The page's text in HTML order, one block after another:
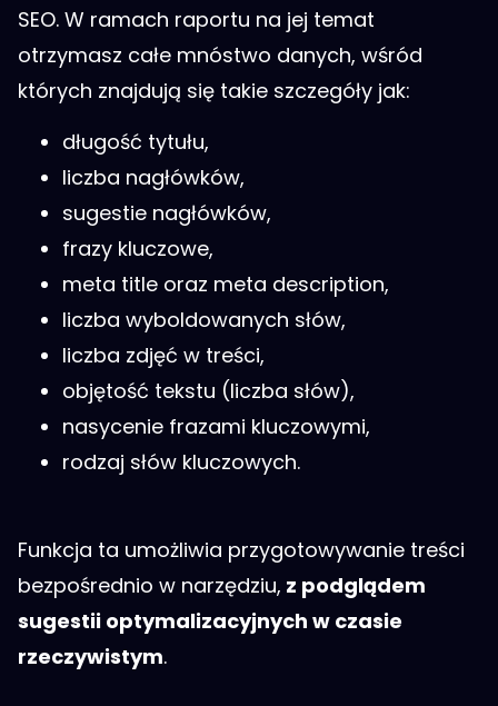
SEO. W ramach raportu na jej temat
otrzymasz całe mnóstwo danych, wśród
których znajdują się takie szczegóły jak:
długość tytułu,
liczba nagłówków,
sugestie nagłówków,
frazy kluczowe,
meta title oraz meta description,
liczba wyboldowanych słów,
liczba zdjęć w treści,
objętość tekstu (liczba słów),
nasycenie frazami kluczowymi,
rodzaj słów kluczowych.
Funkcja ta umożliwia przygotowywanie treści
bezpośrednio w narzędziu, z podglądem
sugestii optymalizacyjnych w czasie
rzeczywistym.